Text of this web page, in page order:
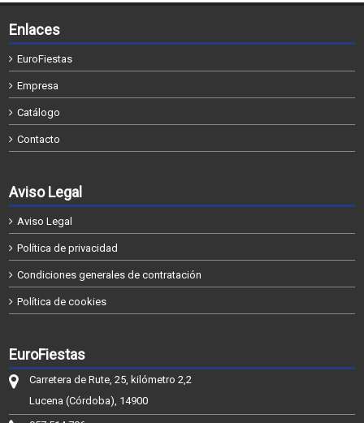
Enlaces
EuroFiestas
Empresa
Catálogo
Contacto
Aviso Legal
Aviso Legal
Política de privacidad
Condiciones generales de contratación
Política de cookies
EuroFiestas
Carretera de Rute, 25, kilómetro 2,2
Lucena (Córdoba), 14900